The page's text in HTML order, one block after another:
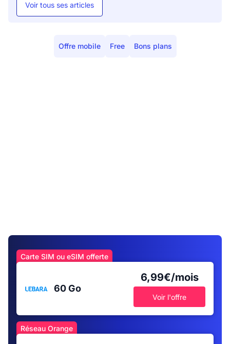
Voir tous ses articles
Offre mobile Free Bons plans
Carte SIM ou eSIM offerte
60 Go
6,99€/mois
Voir l'offre
Réseau Orange